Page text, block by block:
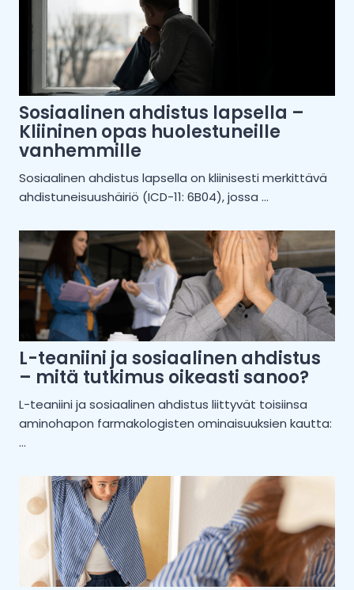
Sosiaalinen ahdistus lapsella –
Kliininen opas huolestuneille
vanhemmille
Sosiaalinen ahdistus lapsella on kliinisesti merkittävä
ahdistuneisuushäiriö (ICD-11: 6B04), jossa ...
L-teaniini ja sosiaalinen ahdistus
– mitä tutkimus oikeasti sanoo?
L-teaniini ja sosiaalinen ahdistus liittyvät toisiinsa
aminohapon farmakologisten ominaisuuksien kautta:
...